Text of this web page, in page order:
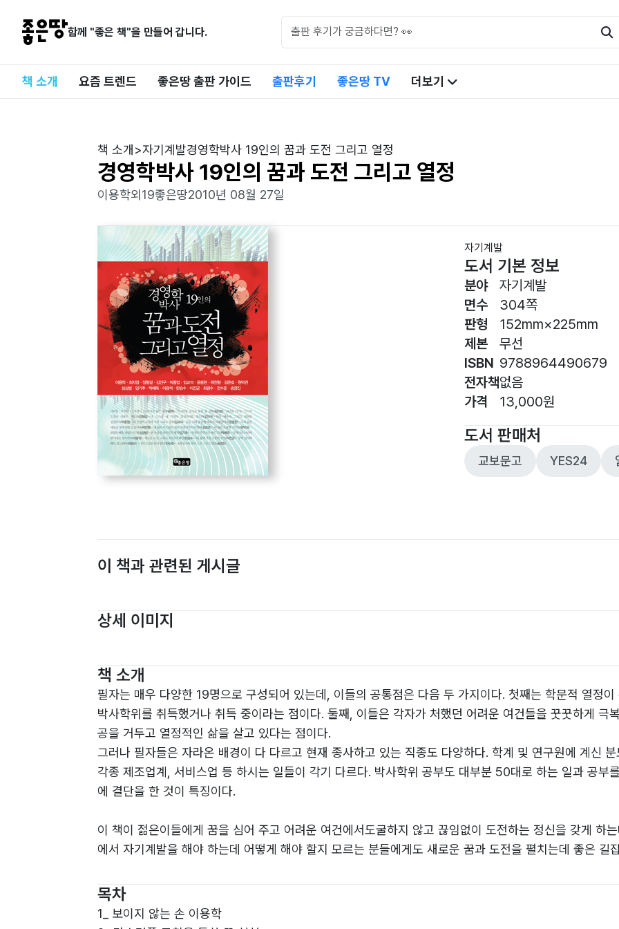
함께 "좋은 책"을 만들어 갑니다.
책 소개 요즘 트렌드 좋은땅 출판 가이드 출판후기 좋은땅 TV 더보기
책 소개 >자기계발경영학박사 19인의 꿈과 도전 그리고 열정
경영학박사 19인의 꿈과 도전 그리고 열정
이용학외19좋은땅2010년 08월 27일
자기계발
도서 기본 정보
분야
면수
판형
제본
ISBN
전자책
가격
자기계발
304쪽
152mm×225mm
무선
9788964490679
없음
13,000원
도서 판매처
교보문고 YES24
이 책과 관련된 게시글
상세 이미지
책 소개
필자는 매우 다양한 19명으로 구성되어 있는데, 이들의 공통점은 다음 두 가지이다. 첫째는 학문적 열정
박사학위를 취득했거나 취득 중이라는 점이다. 둘째, 이들은 각자가 처했던 어려운 여건들을 꿋꿋하게 극
공을 거두고 열정적인 삶을 살고 있다는 점이다.
그러나 필자들은 자라온 배경이 다 다르고 현재 종사하고 있는 직종도 다양하다. 학계 및 연구원에 계신
각종 제조업계, 서비스업 등 하시는 일들이 각기 다르다. 박사학위 공부도 대부분 50대로 하는 일과 공부
에 결단을 한 것이 특징이다.
이 책이 젊은이들에게 꿈을 심어 주고 어려운 여건에서도굴하지 않고 끊임없이 도전하는 정신을 갖게 하
에서 자기계발을 해야 하는데 어떻게 해야 할지 모르는 분들에게도 새로운 꿈과 도전을 펼치는데 좋은 길
-머리말 중에서
목차
1_ 보이지 않는 손 이용학